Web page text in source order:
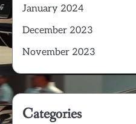
January 2024
December 2023
November 2023
Categories